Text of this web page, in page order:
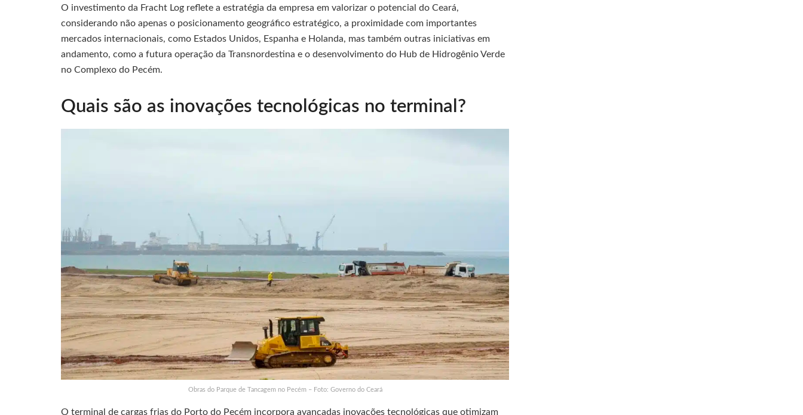
O investimento da Fracht Log reflete a estratégia da empresa em valorizar o potencial do Ceará,
considerando não apenas o posicionamento geográfico estratégico, a proximidade com importantes
mercados internacionais, como Estados Unidos, Espanha e Holanda, mas também outras iniciativas em
andamento, como a futura operação da Transnordestina e o desenvolvimento do Hub de Hidrogênio Verde
no Complexo do Pecém.
Quais são as inovações tecnológicas no terminal?
Obras do Parque de Tancagem no Pecém – Foto: Governo do Ceará
O terminal de cargas frias do Porto do Pecém incorpora avançadas inovações tecnológicas que otimizam